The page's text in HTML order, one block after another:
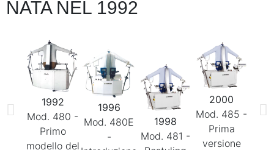
NATA NEL 1992
1992
Mod. 480 -
Primo
modello del
1996
Mod. 480E
-
1998
Mod. 481 -
2000
Mod. 485 -
Prima
versione